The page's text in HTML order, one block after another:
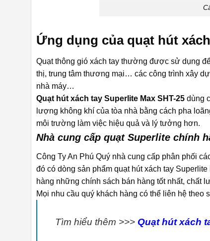
Ứng dụng của quạt hút
Quạt thông gió xách tay thường được sử dụng
thị, trung tâm thương mại… các công trình xây
nhà máy…
Quạt hút xách tay Superlite Max SHT-25 dùng
lượng không khí của tòa nhà bằng cách pha
môi trường làm việc hiệu quả và lý tưởng hơn.
Nhà cung cấp quạt Superlite chính
Công Ty An Phú Quý nhà cung cấp phân phối
đó có dòng sản phẩm quạt hút xách tay
hàng những chính sách bán hàng tốt nhất, chất
Mọi nhu cầu quý khách hàng có thể liên hệ
Tìm hiểu thêm >>> Quạt hút xách